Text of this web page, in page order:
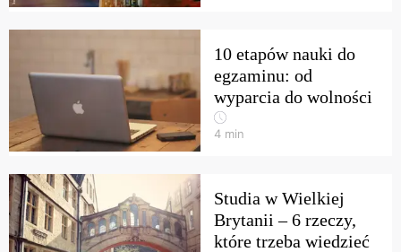
10 etapów nauki do
egzaminu: od
wyparcia do wolności
4 min
Studia w Wielkiej
Brytanii – 6 rzeczy,
które trzeba wiedzieć